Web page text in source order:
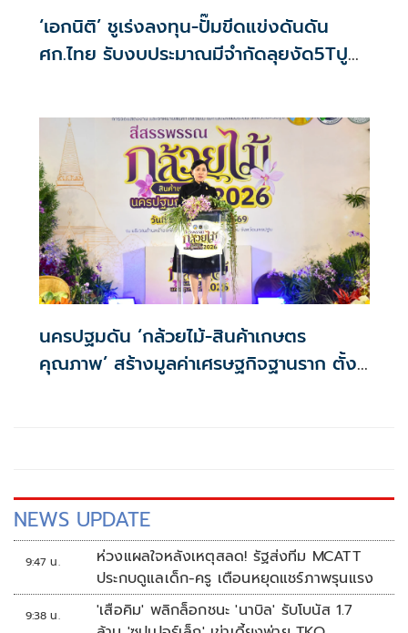
‘เอกนิติ’ ชูเร่งลงทุน-ปั๊มขีดแข่งดันดัน
ศก.ไทย รับงบประมาณมีจำกัดลุยงัด5Tปู
นครปฐมดัน ‘กล้วยไม้-สินค้าเกษตร
คุณภาพ’ สร้างมูลค่าเศรษฐกิจฐานราก ตั้ง
NEWS UPDATE
9:47 น.
ห่วงแผลใจหลังเหตุสลด! รัฐส่งทีม MCATT
ประกบดูแลเด็ก-ครู เตือนหยุดแชร์ภาพรุนแรง
9:38 น.
'เสือคิม' พลิกล็อกชนะ 'นาบิล' รับโบนัส 1.7